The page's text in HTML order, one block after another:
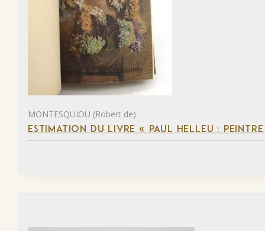
MONTESQUIOU (Robert de)
ESTIMATION DU LIVRE « PAUL HELLEU :